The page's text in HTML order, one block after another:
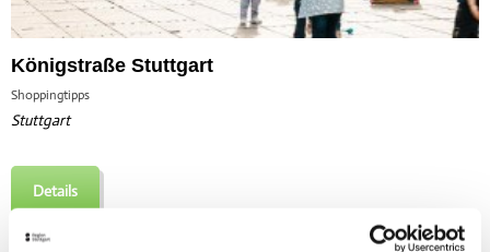
Königstraße Stuttgart
Shoppingtipps
Stuttgart
Details